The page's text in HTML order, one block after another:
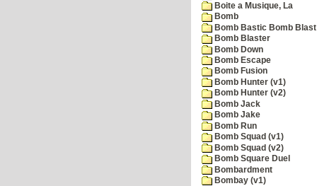
Boite a Musique, La
Bomb
Bomb Bastic Bomb
Bomb Blaster
Bomb Down
Bomb Escape
Bomb Fusion
Bomb Hunter (v1)
Bomb Hunter (v2)
Bomb Jack
Bomb Jake
Bomb Run
Bomb Squad (v1)
Bomb Squad (v2)
Bomb Square Duel
Bombardment
Bombay (v1)